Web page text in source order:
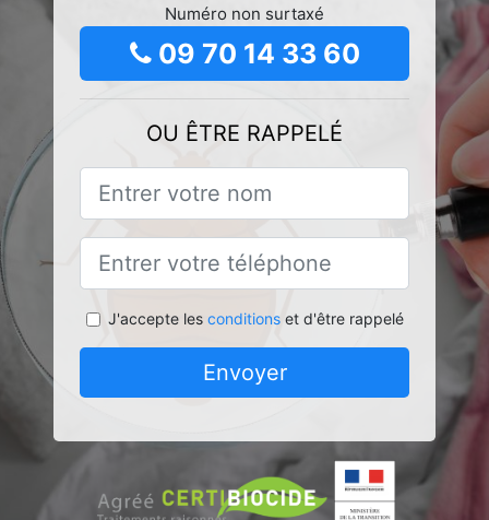
Numéro non surtaxé
09 70 14 33 60
OU ÊTRE RAPPELÉ
J'accepte les conditionset d'être rappelé
Envoyer